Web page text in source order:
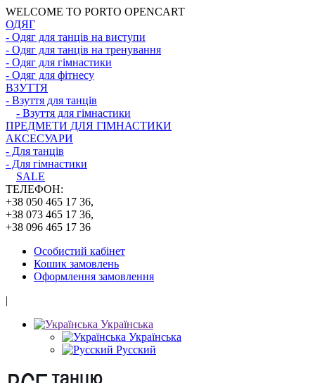
WELCOME TO PORTO OPENCART
ОДЯГ
- Одяг для танців на виступи
- Одяг для танців на тренування
- Одяг для гімнастики
- Одяг для фітнесу
ВЗУТТЯ
- Взуття для танців
- Взуття для гімнастики
ПРЕДМЕТИ ДЛЯ ГІМНАСТИКИ
АКСЕСУАРИ
- Для танців
- Для гімнастики
SALE
ТЕЛЕФОН:
+38 050 465 17 36,
+38 073 465 17 36,
+38 096 465 17 36
Особистий кабінет
Кошик замовлень
Оформлення замовлення
|
Українська
Українська
Русский